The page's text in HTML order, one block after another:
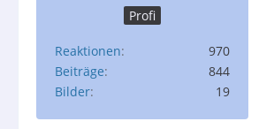
Profi
Reaktionen
970
Beiträge
844
Bilder
19